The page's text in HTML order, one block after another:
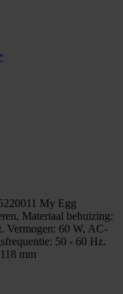
My Egg
Materiaal behuizing:
Vermogen: 60 W, AC-
50 - 60 Hz.
mm